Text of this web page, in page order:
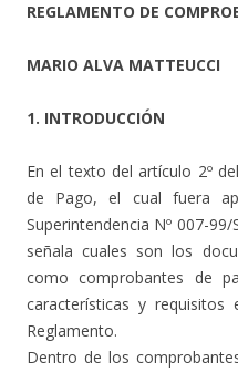
REGLAMENTO DE
MARIO ALVA MATTEUCCI
1. INTRODUCCIÓN
En el texto del artículo 2º
de Pago, el cual fuera
Superintendencia Nº 007-
señala cuales son los
como comprobantes de
características y requisitos
Reglamento.
Dentro de los